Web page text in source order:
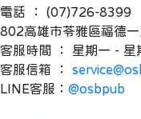
電話 ： (07)726-8399
802高雄市苓雅區福德
客服時間 ： 星期一 -
客服信箱 ：
LINE客服： @osbpub